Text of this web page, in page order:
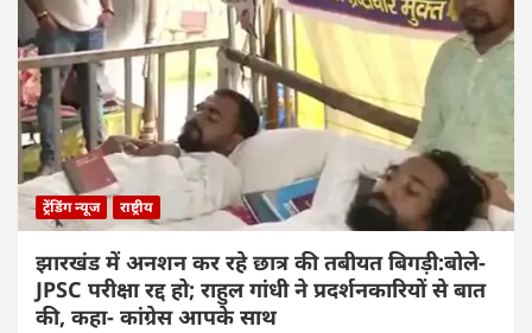
ट्रेंडिंग न्यूज राष्ट्रीय
झारखंड में अनशन कर रहे छात्र की तबीयत बिगड़ी:बोले-
JPSC परीक्षा रद्द हो; राहुल गांधी ने प्रदर्शनकारियों से बात
की, कहा- कांग्रेस आपके साथ